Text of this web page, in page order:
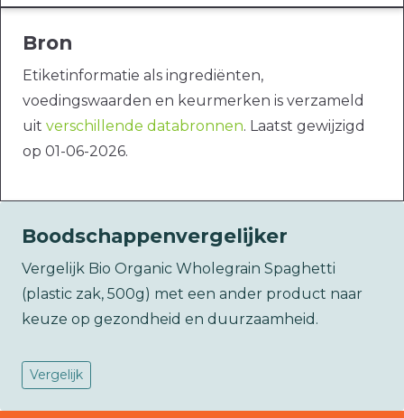
Bron
Etiketinformatie als ingrediënten,
voedingswaarden en keurmerken is verzameld
uit verschillende databronnen. Laatst gewijzigd
op 01-06-2026.
Boodschappenvergelijker
Vergelijk Bio Organic Wholegrain Spaghetti
(plastic zak, 500g) met een ander product naar
keuze op gezondheid en duurzaamheid.
Vergelijk